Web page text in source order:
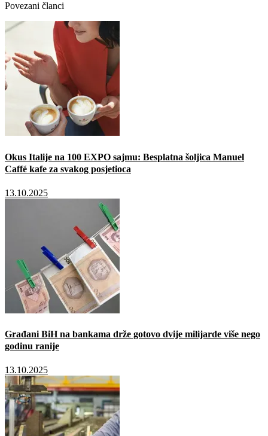
Povezani članci
Okus Italije na 100 EXPO sajmu: Besplatna šoljica Manuel
Caffé kafe za svakog posjetioca
13.10.2025
Građani BiH na bankama drže gotovo dvije milijarde više nego
godinu ranije
13.10.2025